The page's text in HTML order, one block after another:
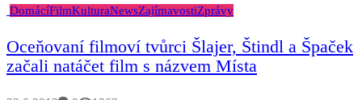
DomácíFilmKulturaNewsZajímavostiZprávy
Oceňovaní filmoví tvůrci Šlajer, Štindl a Špaček
začali natáčet film s názvem Místa